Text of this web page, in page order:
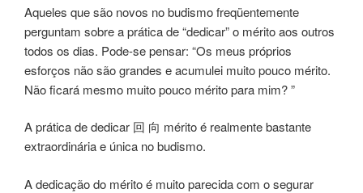
Aqueles que são novos no budismo freqüentemente
perguntam sobre a prática de “dedicar” o mérito aos outros
todos os dias. Pode-se pensar: “Os meus próprios
esforços não são grandes e acumulei muito pouco mérito.
Não ficará mesmo muito pouco mérito para mim? ”
A prática de dedicar 回 向 mérito é realmente bastante
extraordinária e única no budismo.
A dedicação do mérito é muito parecida com o segurar